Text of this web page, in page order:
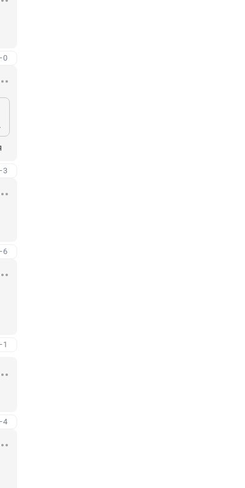
ой как негусто..